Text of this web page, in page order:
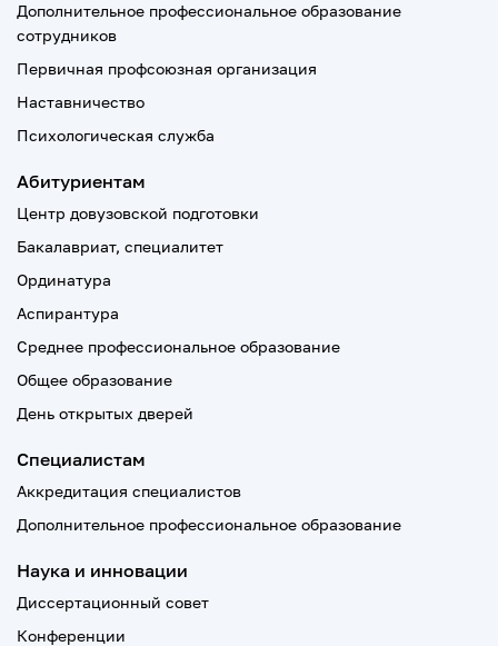
Дополнительное профессиональное образование
сотрудников
Первичная профсоюзная организация
Наставничество
Психологическая служба
Абитуриентам
Центр довузовской подготовки
Бакалавриат, специалитет
Ординатура
Аспирантура
Среднее профессиональное образование
Общее образование
День открытых дверей
Специалистам
Аккредитация специалистов
Дополнительное профессиональное образование
Наука и инновации
Диссертационный совет
Конференции